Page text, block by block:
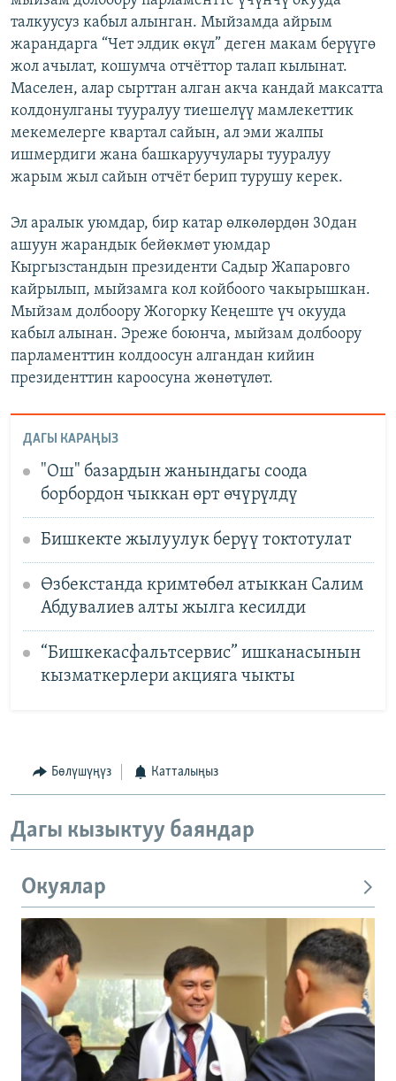
талкуусуз кабыл алынган. Мыйзамда айрым
жарандарга “Чет элдик өкүл” деген макам берүүгө
жол ачылат, кошумча отчёттор талап кылынат.
Маселен, алар сырттан алган акча кандай максатта
колдонулганы тууралуу тиешелүү мамлекеттик
мекемелерге квартал сайын, ал эми жалпы
ишмердиги жана башкаруучулары тууралуу
жарым жыл сайын отчёт берип турушу керек.
Эл аралык уюмдар, бир катар өлкөлөрдөн 30дан
ашуун жарандык бейөкмөт уюмдар
Кыргызстандын президенти Садыр Жапаровго
кайрылып, мыйзамга кол койбоого чакырышкан.
Мыйзам долбоору Жогорку Кеңеште үч окууда
кабыл алынан. Эреже боюнча, мыйзам долбоору
парламенттин колдоосун алгандан кийин
президенттин кароосуна жөнөтүлөт.
ДАГЫ КАРАҢЫЗ
"Ош" базардын жанындагы соода
борбордон чыккан өрт өчүрүлдү
Бишкекте жылуулук берүү токтотулат
Өзбекстанда кримтөбөл атыккан Салим
Абдувалиев алты жылга кесилди
“Бишкекасфальтсервис” ишканасынын
кызматкерлери акцияга чыкты
Бөлүшүңүз Катталыңыз
Дагы кызыктуу баяндар
Окуялар